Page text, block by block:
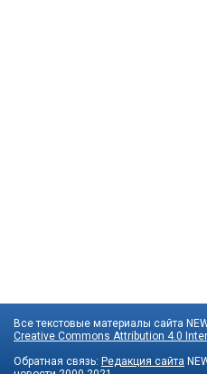
Все текстовые материалы сайта
Creative Commons Attribution 4.0
Обратная связь: Редакция сайта